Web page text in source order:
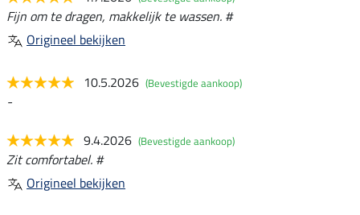
Fijn om te dragen, makkelijk te wassen. #
Origineel bekijken
10.5.2026 (Bevestigde aankoop)
-
9.4.2026 (Bevestigde aankoop)
Zit comfortabel. #
Origineel bekijken